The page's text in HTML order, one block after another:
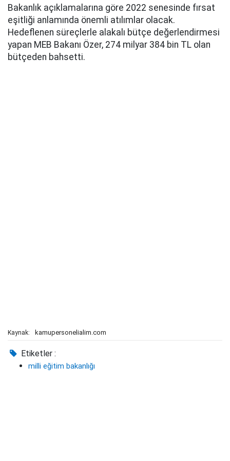
Bakanlık açıklamalarına göre 2022 senesinde fırsat
eşitliği anlamında önemli atılımlar olacak.
Hedeflenen süreçlerle alakalı bütçe değerlendirmesi
yapan MEB Bakanı Özer, 274 milyar 384 bin TL olan
bütçeden bahsetti.
Kaynak: kamupersonelialim.com
Etiketler :
milli eğitim bakanlığı